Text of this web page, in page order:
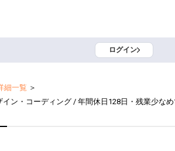
ログイン
細一覧 ＞
イン・コーディング / 年間休日128日・残業少な